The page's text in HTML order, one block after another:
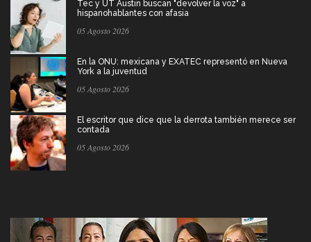
Tec y UT Austin buscan "devolver la voz" a
hispanohablantes con afasia
05 Agosto 2026
En la ONU: mexicana y EXATEC representó en Nueva
York a la juventud
05 Agosto 2026
El escritor que dice que la derrota también merece ser
contada
05 Agosto 2026